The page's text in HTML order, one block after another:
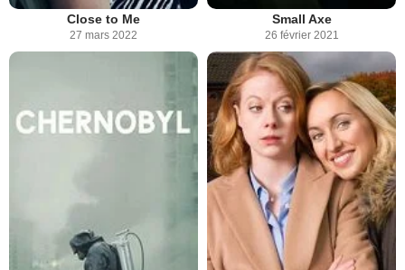
Close to Me
27 mars 2022
Small Axe
26 février 2021